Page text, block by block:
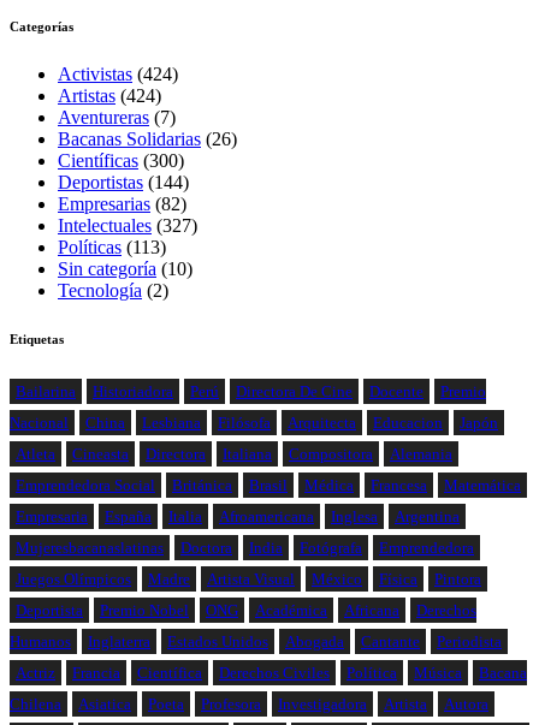
Categorías
Activistas (424)
Artistas (424)
Aventureras (7)
Bacanas Solidarias (26)
Científicas (300)
Deportistas (144)
Empresarias (82)
Intelectuales (327)
Políticas (113)
Sin categoría (10)
Tecnología (2)
Etiquetas
Bailarina Historiadora Perú Directora De Cine Docente
Premio
Nacional
China Lesbiana Filósofa Arquitecta Educacion
Japón
Atleta
Cineasta Directora Italiana Compositora
Alemania
Emprendedora Social
Británica Brasil Médica Francesa
Matemática
Empresaria
España Italia Afroamericana Inglesa
Argentina
Mujeresbacanaslatinas
Doctora India Fotógrafa
Emprendedora
Juegos Olímpicos
Madre Artista Visual México Física
Pintora
Deportista
Premio Nobel ONG Académica Africana
Derechos
Humanos
Inglaterra Estados Unidos Abogada Cantante
Periodista
Actriz
Francia Científica Derechos Civiles Política Música
Bacana
Chilena
Asiatica Poeta Profesora Investigadora Artista Autora